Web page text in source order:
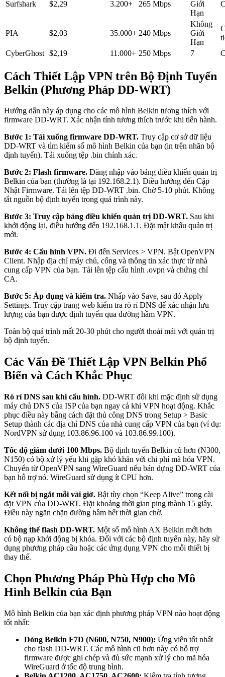
Surfshark $2,29 3.200+ 265 Mbps
Giới
Hạn
PIA $2,03 35.000+ 240 Mbps
Không
Giới
Hạn
CyberGhost $2,19 11.000+ 250 Mbps 7
Cách Thiết Lập VPN trên Bộ Định Tuyến
Belkin (Phương Pháp DD-WRT)
Hướng dẫn này áp dụng cho các mô hình Belkin tương thích với
firmware DD-WRT. Xác nhận tính tương thích trước khi tiến hành.
Bước 1: Tải xuống firmware DD-WRT. Truy cập cơ sở dữ liệu
DD-WRT và tìm kiếm số mô hình Belkin của bạn (in trên nhãn bộ
định tuyến). Tải xuống tệp .bin chính xác.
Bước 2: Flash firmware. Đăng nhập vào bảng điều khiển quản trị
Belkin của bạn (thường là tại 192.168.2.1). Điều hướng đến Cập
Nhật Firmware. Tải lên tệp DD-WRT .bin. Chờ 5-10 phút. Không
tắt nguồn bộ định tuyến trong quá trình này.
Bước 3: Truy cập bảng điều khiển quản trị DD-WRT. Sau khi
khởi động lại, điều hướng đến 192.168.1.1. Đặt mật khẩu quản trị
mới.
Bước 4: Cấu hình VPN. Đi đến Services > VPN. Bật OpenVPN
Client. Nhập địa chỉ máy chủ, cổng và thông tin xác thực từ nhà
cung cấp VPN của bạn. Tải lên tệp cấu hình .ovpn và chứng chỉ
CA.
Bước 5: Áp dụng và kiểm tra. Nhấp vào Save, sau đó Apply
Settings. Truy cập trang web kiểm tra rò rỉ DNS để xác nhận lưu
lượng của bạn được định tuyến qua đường hầm VPN.
Toàn bộ quá trình mất 20-30 phút cho người thoải mái với quản trị
bộ định tuyến.
Các Vấn Đề Thiết Lập VPN Belkin Phổ
Biến và Cách Khắc Phục
Rò rỉ DNS sau khi cấu hình. DD-WRT đôi khi mặc định sử dụng
máy chủ DNS của ISP của bạn ngay cả khi VPN hoạt động. Khắc
phục điều này bằng cách đặt thủ công DNS trong Setup > Basic
Setup thành các địa chỉ DNS của nhà cung cấp VPN của bạn (ví dụ:
NordVPN sử dụng 103.86.96.100 và 103.86.99.100).
Tốc độ giảm dưới 100 Mbps. Bộ định tuyến Belkin cũ hơn (N300,
N150) có bộ xử lý yếu khi gặp khó khăn với chi phí mã hóa VPN.
Chuyển từ OpenVPN sang WireGuard nếu bản dựng DD-WRT của
bạn hỗ trợ nó. WireGuard sử dụng ít CPU hơn.
Kết nối bị ngắt mỗi vài giờ. Bật tùy chọn “Keep Alive” trong cài
đặt VPN của DD-WRT. Đặt khoảng thời gian ping thành 15 giây.
Điều này ngăn chặn đường hầm hết thời gian chờ.
Không thể flash DD-WRT. Một số mô hình AX Belkin mới hơn
có bộ nạp khởi động bị khóa. Đối với các bộ định tuyến này, hãy sử
dụng phương pháp cầu hoặc các ứng dụng VPN cho mỗi thiết bị
thay thế.
Chọn Phương Pháp Phù Hợp cho Mô
Hình Belkin của Bạn
Mô hình Belkin của bạn xác định phương pháp VPN nào hoạt động
tốt nhất:
Dòng Belkin F7D (N600, N750, N900): Ứng viên tốt nhất
cho flash DD-WRT. Các mô hình cũ hơn này có hỗ trợ
firmware được ghi chép và đủ sức mạnh xử lý cho mã hóa
WireGuard ở tốc độ trung bình.